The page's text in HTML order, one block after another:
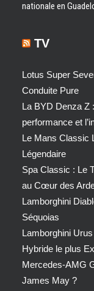
nationale en
TV
Lotus Super
Conduite Pure
La BYD Denza Z
performance et
Le Mans Classic
Légendaire
Spa Classic : Le
au Cœur des
Lamborghini
Séquoias
Lamborghini
Hybride le plus
Mercedes-AMG
James May ?